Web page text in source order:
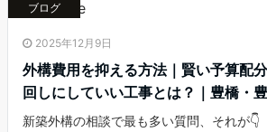
ブログ
2025年12月9日
外構費用を抑える方法｜賢い予算配
回しにしていい工事とは？｜豊橋・
新築外構の相談で最も多い質問、それが👇